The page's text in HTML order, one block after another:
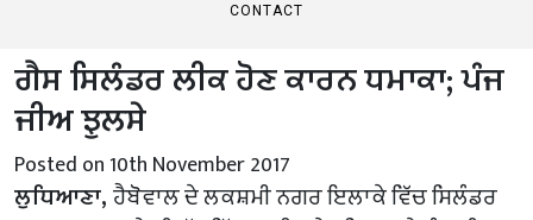
CONTACT
ਗੈਸ ਸਿਲੰਡਰ ਲੀਕ ਹੋਣ ਕਾਰਨ ਧਮਾਕਾ; ਪੰਜ
ਜੀਅ ਝੁਲਸੇ
Posted on 10th November 2017
ਲੁਧਿਆਣਾ,ਹੈਬੋਵਾਲ ਦੇ ਲਕਸ਼ਮੀ ਨਗਰ ਇਲਾਕੇ ਵਿੱਚ ਸਿਲੰਡਰ